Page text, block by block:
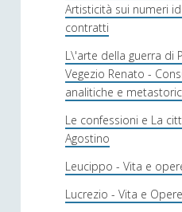
Artisticità sui numeri
contratti
L\'arte della guerra di
Vegezio Renato -
analitiche e
Le confessioni e La
Agostino
Leucippo - Vita e
Lucrezio - Vita e Opere